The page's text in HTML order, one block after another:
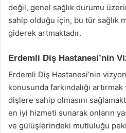
değil, genel sağlık durumu
sahip olduğu için, bu tür sağlık
giderek artmaktadır.
Erdemli Diş Hastanesi’nin
Erdemli Diş Hastanesi’nin
konusunda farkındalığı
dişlere sahip olmasını
en iyi hizmeti sunarak onların
ve gülüşlerindeki mutluluğu